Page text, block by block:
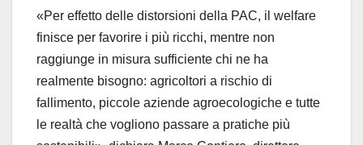
«Per effetto delle distorsioni della PAC, il welfare
finisce per favorire i più ricchi, mentre non
raggiunge in misura sufficiente chi ne ha
realmente bisogno: agricoltori a rischio di
fallimento, piccole aziende agroecologiche e tutte
le realtà che vogliono passare a pratiche più